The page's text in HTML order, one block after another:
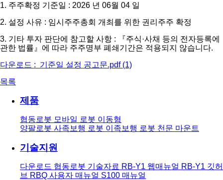
1. 주주확정 기준일 : 2026 년 06월 04 일
2. 설정 사유 : 임시주주총회 개최를 위한 권리주주 확정
3. 기타 투자 판단에 참고할 사항 : 『주식·사채 등의 전자등록에
관한 법률』에 따라 주주명부 폐쇄기간은 적용되지 않습니다.
다운로드 : 기준일 설정 공고문.pdf (1)
목록
제품
협동로봇 모바일 로봇 이동형
양팔로봇 사족보행 로봇 이족보행 로봇 천문 마운트
기술지원
다운로드 협동로봇 기술자료 RB-Y1 웹매뉴얼 RB-Y1 깃허
브 RBQ 사용자 매뉴얼 S100 매뉴얼